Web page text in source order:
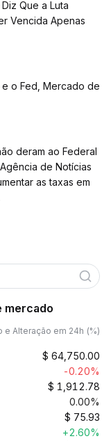
Que a Luta
Vencida Apenas
e o Fed, Mercado de
deram ao Federal
de Notícias
as taxas em
mercado
e Alteração em 24h (%)
$ 64,750.00
-0.20%
$ 1,912.78
0.00%
$ 75.93
+2.60%